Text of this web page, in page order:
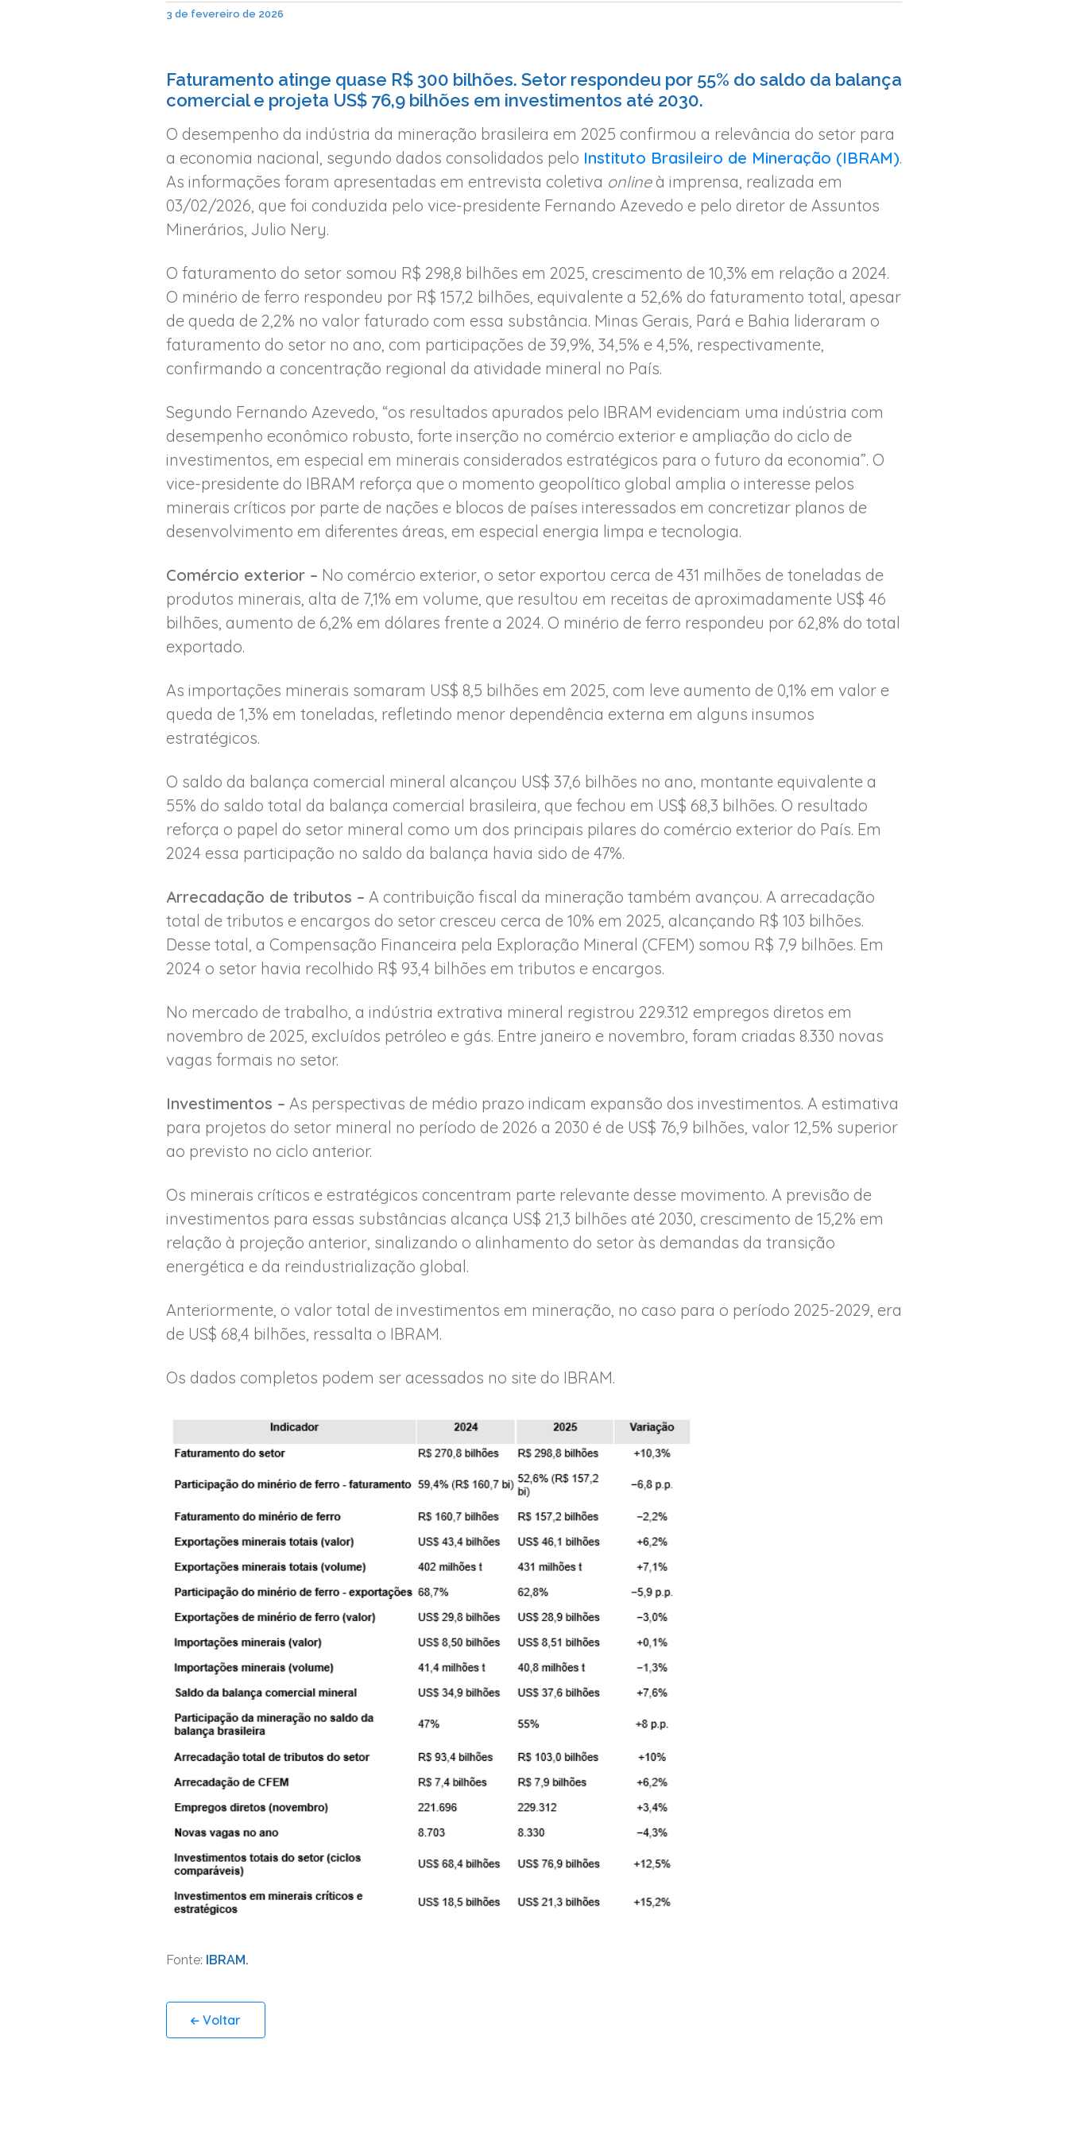
3 de fevereiro de 2026
Faturamento atinge quase R$ 300 bilhões. Setor respondeu por 55% do saldo da balança
comercial e projeta US$ 76,9 bilhões em investimentos até 2030.
O desempenho da indústria da mineração brasileira em 2025 confirmou a relevância do setor para
a economia nacional, segundo dados consolidados pelo Instituto Brasileiro de Mineração (IBRAM).
As informações foram apresentadas em entrevista coletiva onlineà imprensa, realizada em
03/02/2026, que foi conduzida pelo vice-presidente Fernando Azevedo e pelo diretor de Assuntos
Minerários, Julio Nery.
O faturamento do setor somou R$ 298,8 bilhões em 2025, crescimento de 10,3% em relação a 2024.
O minério de ferro respondeu por R$ 157,2 bilhões, equivalente a 52,6% do faturamento total, apesar
de queda de 2,2% no valor faturado com essa substância. Minas Gerais, Pará e Bahia lideraram o
faturamento do setor no ano, com participações de 39,9%, 34,5% e 4,5%, respectivamente,
confirmando a concentração regional da atividade mineral no País.
Segundo Fernando Azevedo, “os resultados apurados pelo IBRAM evidenciam uma indústria com
desempenho econômico robusto, forte inserção no comércio exterior e ampliação do ciclo de
investimentos, em especial em minerais considerados estratégicos para o futuro da economia”. O
vice-presidente do IBRAM reforça que o momento geopolítico global amplia o interesse pelos
minerais críticos por parte de nações e blocos de países interessados em concretizar planos de
desenvolvimento em diferentes áreas, em especial energia limpa e tecnologia.
Comércio exterior – No comércio exterior, o setor exportou cerca de 431 milhões de toneladas de
produtos minerais, alta de 7,1% em volume, que resultou em receitas de aproximadamente US$ 46
bilhões, aumento de 6,2% em dólares frente a 2024. O minério de ferro respondeu por 62,8% do total
exportado.
As importações minerais somaram US$ 8,5 bilhões em 2025, com leve aumento de 0,1% em valor e
queda de 1,3% em toneladas, refletindo menor dependência externa em alguns insumos
estratégicos.
O saldo da balança comercial mineral alcançou US$ 37,6 bilhões no ano, montante equivalente a
55% do saldo total da balança comercial brasileira, que fechou em US$ 68,3 bilhões. O resultado
reforça o papel do setor mineral como um dos principais pilares do comércio exterior do País. Em
2024 essa participação no saldo da balança havia sido de 47%.
Arrecadação de tributos – A contribuição fiscal da mineração também avançou. A arrecadação
total de tributos e encargos do setor cresceu cerca de 10% em 2025, alcançando R$ 103 bilhões.
Desse total, a Compensação Financeira pela Exploração Mineral (CFEM) somou R$ 7,9 bilhões. Em
2024 o setor havia recolhido R$ 93,4 bilhões em tributos e encargos.
No mercado de trabalho, a indústria extrativa mineral registrou 229.312 empregos diretos em
novembro de 2025, excluídos petróleo e gás. Entre janeiro e novembro, foram criadas 8.330 novas
vagas formais no setor.
Investimentos – As perspectivas de médio prazo indicam expansão dos investimentos. A estimativa
para projetos do setor mineral no período de 2026 a 2030 é de US$ 76,9 bilhões, valor 12,5% superior
ao previsto no ciclo anterior.
Os minerais críticos e estratégicos concentram parte relevante desse movimento. A previsão de
investimentos para essas substâncias alcança US$ 21,3 bilhões até 2030, crescimento de 15,2% em
relação à projeção anterior, sinalizando o alinhamento do setor às demandas da transição
energética e da reindustrialização global.
Anteriormente, o valor total de investimentos em mineração, no caso para o período 2025-2029, era
de US$ 68,4 bilhões, ressalta o IBRAM.
Os dados completos podem ser acessados no site do IBRAM.
Fonte: IBRAM.
Voltar